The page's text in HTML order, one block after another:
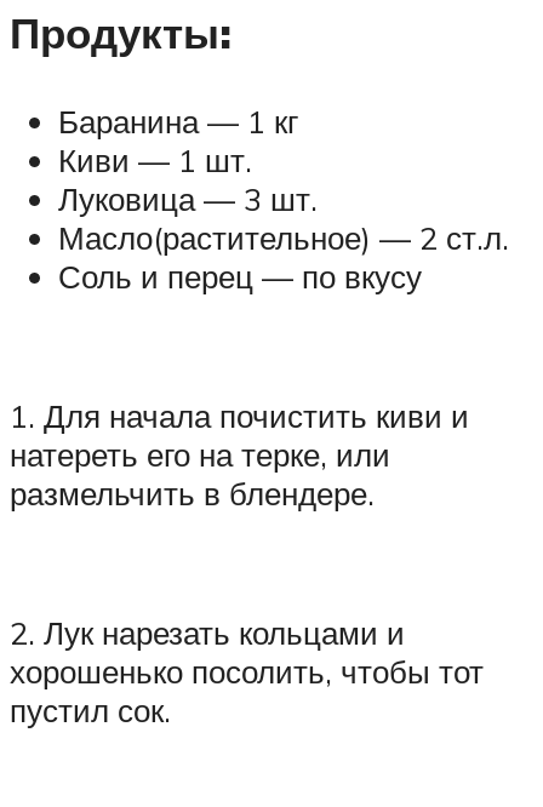
Продукты:
Баранина — 1 кг
Киви — 1 шт.
Луковица — 3 шт.
Масло(растительное) — 2 ст.л.
Соль и перец — по вкусу
1. Для начала почистить киви и
натереть его на терке, или
размельчить в блендере.
2. Лук нарезать кольцами и
хорошенько посолить, чтобы тот
пустил сок.